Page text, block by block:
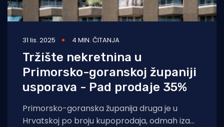
31 lis. 2025 4 MIN. ČITANJA
Tržište nekretnina u
Primorsko-goranskoj županiji
usporava - Pad prodaje 35%
Primorsko-goranska županija druga je u
Hrvatskoj po broju kupoprodaja, odmah iza